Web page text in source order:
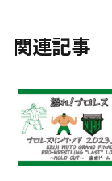
関連記事